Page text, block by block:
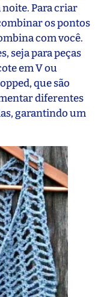
noite. Para criar
os pontos
com você.
seja para peças
em V ou
que são
diferentes
garantindo um